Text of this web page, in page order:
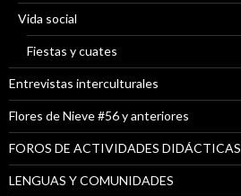
Vida social
Fiestas y cuates
Entrevistas interculturales
Flores de Nieve #56 y anteriores
FOROS DE ACTIVIDADES DIDÁCTICAS
LENGUAS Y COMUNIDADES